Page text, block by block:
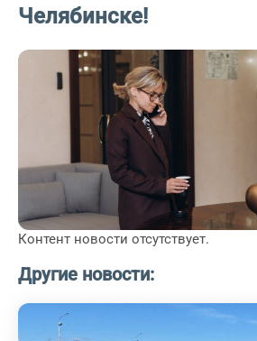
Челябинске!
Контент новости отсутствует.
Другие новости: